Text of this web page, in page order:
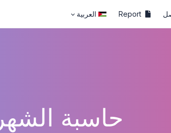
Report العربية
حاسبة الشهر